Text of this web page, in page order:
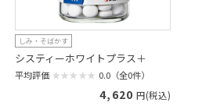
しみ・そばかす
システィーホワイトプラス＋
平均評価 0.0（全0件）
4,620 円(税込)